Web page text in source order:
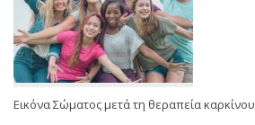
Εικόνα Σώματος μετά τη θεραπεία καρκίνου